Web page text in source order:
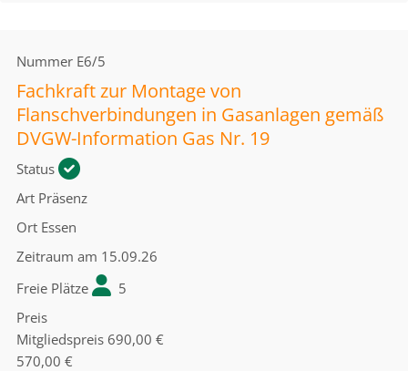
Nummer E6/5
Fachkraft zur Montage von
Flanschverbindungen in Gasanlagen gemäß
DVGW-Information Gas Nr. 19
Status
Art Präsenz
Ort Essen
Zeitraum am 15.09.26
Freie Plätze
5
Preis
Mitgliedspreis 690,00 €
570,00 €